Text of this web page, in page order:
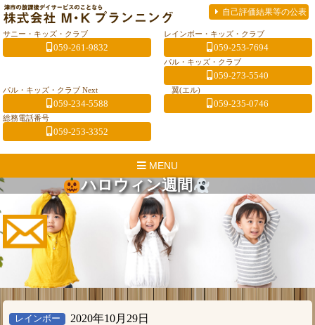
自己評価結果等の公表
サニー・キッズ・クラブ
059-261-9832
レインボー・キッズ・クラブ
059-253-7694
パル・キッズ・クラブ
059-273-5540
パル・キッズ・クラブ Next
059-234-5588
翼(エル)
059-235-0746
総務電話番号
059-253-3352
MENU
ハロウィン週間
レインボー 2020年10月29日